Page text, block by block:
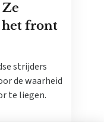
het front
strijders
de waarheid
te liegen.